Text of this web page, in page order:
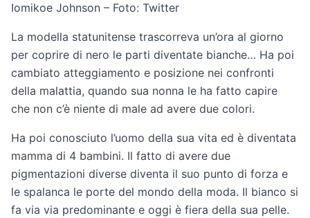
Iomikoe Johnson – Foto: Twitter
La modella statunitense trascorreva un’ora al giorno
per coprire di nero le parti diventate bianche… Ha poi
cambiato atteggiamento e posizione nei confronti
della malattia, quando sua nonna le ha fatto capire
che non c’è niente di male ad avere due colori.
Ha poi conosciuto l’uomo della sua vita ed è diventata
mamma di 4 bambini. Il fatto di avere due
pigmentazioni diverse diventa il suo punto di forza e
le spalanca le porte del mondo della moda. Il bianco si
fa via via predominante e oggi è fiera della sua pelle.